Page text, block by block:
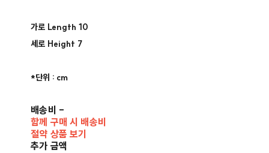
가로 Length 10
세로 Height 7
*단위 : cm
배송비 -
함께 구매 시 배송비
절약 상품 보기
추가 금액